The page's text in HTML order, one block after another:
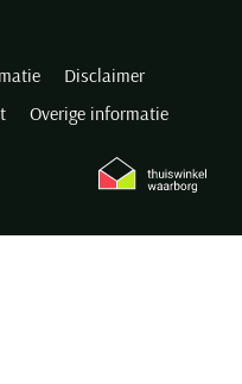
Disclaimer
Overige informatie